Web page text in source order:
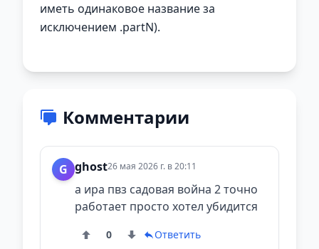
иметь одинаковое название за
исключением .partN).
Комментарии
G ghost26 мая 2026 г. в 20:11
а ира пвз садовая война 2 точно
работает просто хотел убидится
0 Ответить